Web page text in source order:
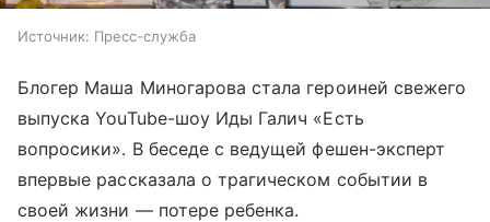
Источник: Пресс-служба
Блогер Маша Миногарова стала героиней свежего
выпуска YouTube-шоу Иды Галич «Есть
вопросики». В беседе с ведущей фешен-эксперт
впервые рассказала о трагическом событии в
своей жизни — потере ребенка.